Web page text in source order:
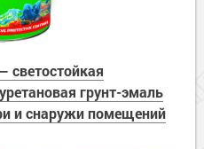
светостойкая
грунт-эмаль
и снаружи помещений